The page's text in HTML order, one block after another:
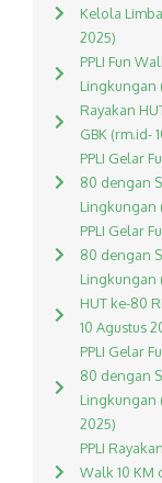
Kelola
2025)
PPLI Fun
Lingkungan
Rayakan
GBK (rm.id-
PPLI Gelar
80 dengan
Lingkungan
PPLI Gelar
80 dengan
Lingkungan
HUT ke-80
10 Agustus
PPLI Gelar
80 dengan
Lingkungan
2025)
PPLI
Walk 10 KM